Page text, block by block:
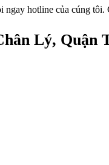
hotline của cúng
Lý, Quận